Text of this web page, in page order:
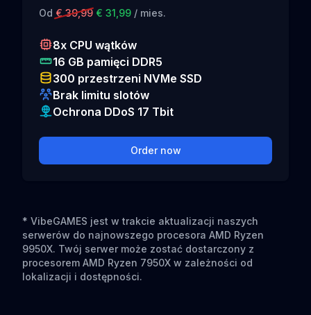
Od € 39,99 € 31,99 / mies.
8x CPU wątków
16 GB pamięci DDR5
300 przestrzeni NVMe SSD
Brak limitu slotów
Ochrona DDoS 17 Tbit
Order now
* VibeGAMES jest w trakcie aktualizacji naszych
serwerów do najnowszego procesora AMD Ryzen
9950X. Twój serwer może zostać dostarczony z
procesorem AMD Ryzen 7950X w zależności od
lokalizacji i dostępności.